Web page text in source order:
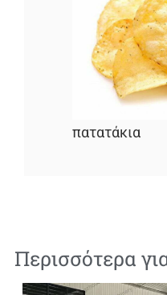
πατατάκια
Περισσότερα